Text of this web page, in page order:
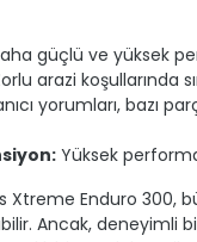
güçlü ve yüksek
arazi koşullarında
yorumları, bazı
Yüksek
Xtreme Enduro 300,
Ancak, deneyimli